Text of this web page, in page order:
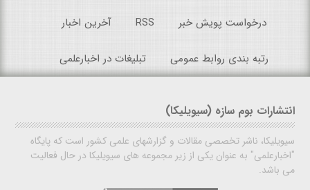
درخواست پویش خبر RSS آخرین اخبار
رتبه بندی روابط عمومی تبلیغات در اخبارعلمی
انتشارات بوم سازه (سیویلیکا)
سیویلیکا، ناشر تخصصی مقالات و گزارشهای علمی کشور است که پایگاه
"اخبارعلمی" به عنوان یکی از زیر مجموعه های سیویلیکا در حال فعالیت
می باشد.